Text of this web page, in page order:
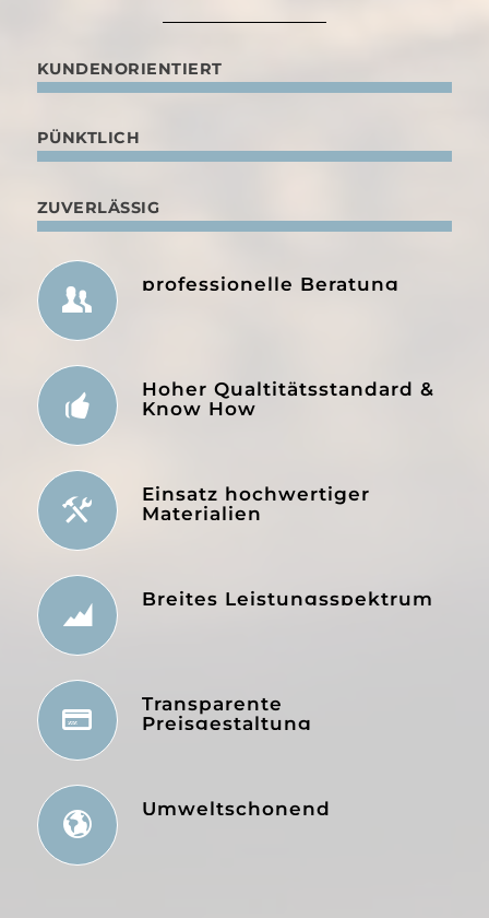
KUNDENORIENTIERT
PÜNKTLICH
ZUVERLÄSSIG
professionelle Beratung
Hoher Qualtitätsstandard &
Know How
Einsatz hochwertiger
Materialien
Breites Leistungsspektrum
Transparente
Preisgestaltung
Umweltschonend